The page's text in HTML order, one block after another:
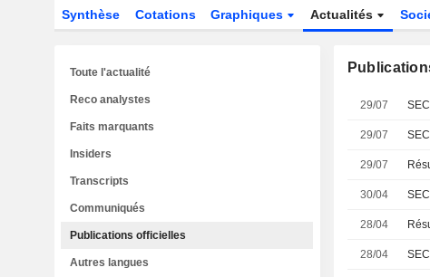
Synthèse Cotations Graphiques Actualités
29/07
29/07
29/07
30/04
28/04
28/04
Toute l'actualité
Reco analystes
Faits marquants
Insiders
Transcripts
Communiqués
Publications officielles
Autres langues